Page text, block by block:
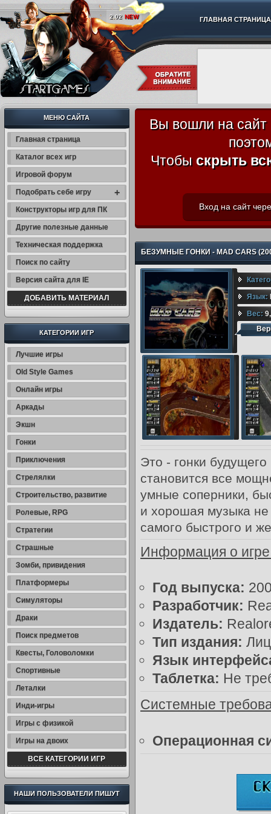
2.02 NEW ГЛАВНАЯ СТРАНИЦА
Вы вошли на сайт
Чтобы скрыть
Вход на сайт
БЕЗУМНЫЕ ГОНКИ - MAD CARS
Язык:
Вес:
Это - гонки
становится все
умные соперники,
и хорошая музыка не
самого быстрого и
Информация о
Год выпуска:
Разработчик:
Издатель:
Тип издания:
Язык
Таблетка: Не
Системные
Операционная
МЕНЮ САЙТА
Главная страница
Каталог всех игр
Игровой форум
Подобрать себе игру +
Конструкторы игр для ПК
Другие полезные данные
Техническая поддержка
Поиск по сайту
Версия сайта для IE
ДОБАВИТЬ МАТЕРИАЛ
КАТЕГОРИИ ИГР
Лучшие игры
Old Style Games
Онлайн игры
Аркады
Экшн
Гонки
Приключения
Стрелялки
Строительство, развитие
Ролевые, RPG
Стратегии
Страшные
Зомби, привидения
Платформеры
Симуляторы
Драки
Поиск предметов
Квесты, Головоломки
Спортивные
Леталки
Инди-игры
Игры с физикой
Игры на двоих
ВСЕ КАТЕГОРИИ ИГР
НАШИ ПОЛЬЗОВАТЕЛИ ПИШУТ